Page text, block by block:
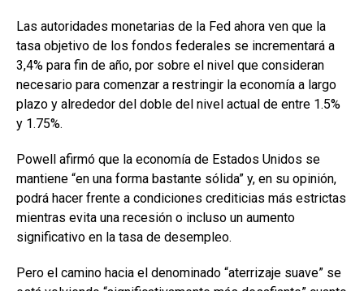
Las autoridades monetarias de la Fed ahora ven que la
tasa objetivo de los fondos federales se incrementará a
3,4% para fin de año, por sobre el nivel que consideran
necesario para comenzar a restringir la economía a largo
plazo y alrededor del doble del nivel actual de entre 1.5%
y 1.75%.
Powell afirmó que la economía de Estados Unidos se
mantiene “en una forma bastante sólida” y, en su opinión,
podrá hacer frente a condiciones crediticias más estrictas
mientras evita una recesión o incluso un aumento
significativo en la tasa de desempleo.
Pero el camino hacia el denominado “aterrizaje suave” se